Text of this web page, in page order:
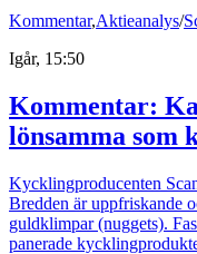
Kommentar,Aktieanalys/
Igår, 15:50
Kommentar:
lönsamma som
Kycklingproducenten
Bredden är uppfriskande
guldklimpar (nuggets).
panerade